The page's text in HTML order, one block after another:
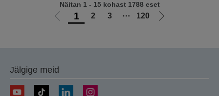
Liigu1 2 3 ⋯ 120
Liigu
Näitan 1 - 15 kohast 1788 eset
Jälgige meid